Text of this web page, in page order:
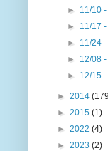
► 11/10
► 11/17
► 11/24
► 12/08
► 12/15
► 2014
► 2015 (1)
► 2022 (4)
► 2023 (2)